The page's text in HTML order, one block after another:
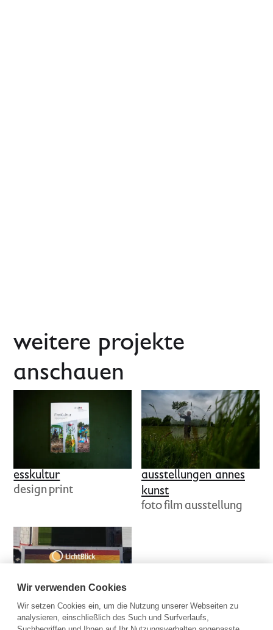
weitere projekte
anschauen
esskultur
design print
ausstellungen annes
kunst
fotofilmausstellung
regenbogen­
solaranlage
konzeptfilm schnitt
Wir verwenden Cookies
Wir setzen Cookies ein, um die Nutzung unserer Webseiten zu
analysieren, einschließlich des Such und Surfverlaufs,